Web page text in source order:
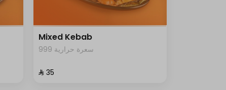
Mixed Kebab
999 سعرة حرارية
⁨⁦‪‬ 35⁩